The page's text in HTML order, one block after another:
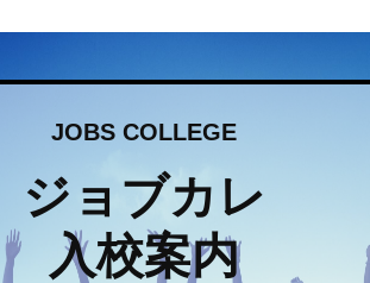
JOBS COLLEGE
ジョブカレ
入校案内